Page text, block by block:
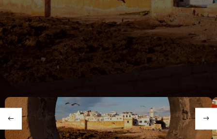
C'est un lieu multiculturel où vivent au milieu des
pécheurs, beaucoup d'artisans extraordinaires et
d'artistes renommés.Nous venonsrégulièrement
dans notre villa nous ressourcer et nous régaler des
spécialités marocaines."